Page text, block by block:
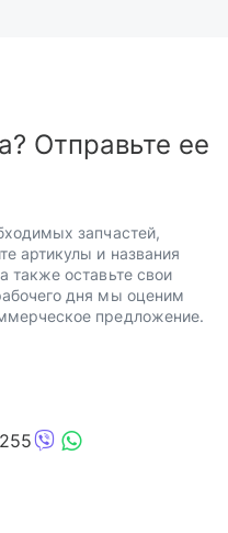
Отправьте ее
запчастей,
артикулы и названия
также оставьте свои
дня мы оценим
предложение.